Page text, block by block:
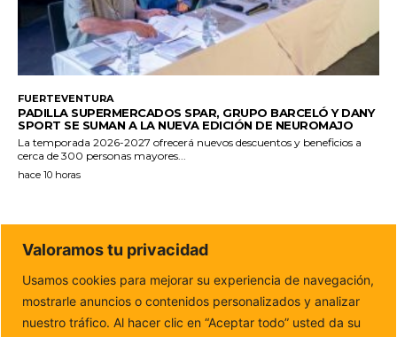
FUERTEVENTURA
PADILLA SUPERMERCADOS SPAR, GRUPO BARCELÓ Y DANY
SPORT SE SUMAN A LA NUEVA EDICIÓN DE NEUROMAJO
La temporada 2026-2027 ofrecerá nuevos descuentos y beneficios a
cerca de 300 personas mayores...
hace 10 horas